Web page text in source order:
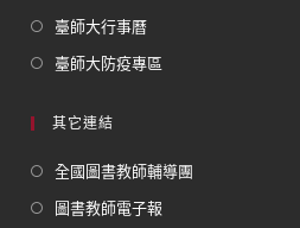
臺師大行事曆
臺師大防疫專區
其它連結
全國圖書教師輔導團
圖書教師電子報